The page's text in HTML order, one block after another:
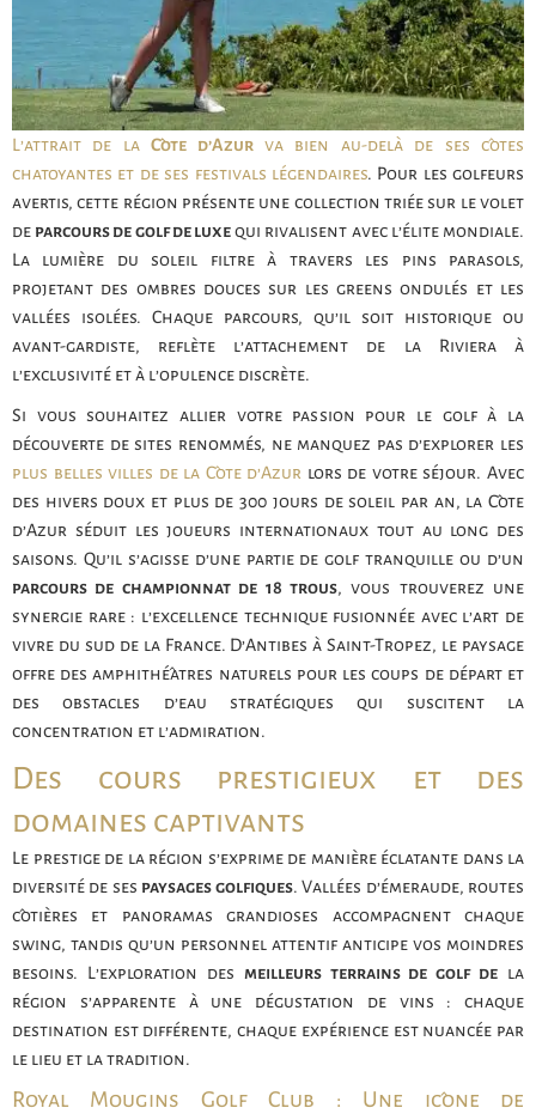
L’attrait de laCôte d’Azurva bien au-delà de ses côtes
chatoyantes et de ses festivals légendaires. Pour les golfeurs
avertis, cette région présente une collection triée sur le volet
de parcours de golf de luxequi rivalisent avec l’élite mondiale.
La lumière du soleil filtre à travers les pins parasols,
projetant des ombres douces sur les greens ondulés et les
vallées isolées. Chaque parcours, qu’il soit historique ou
avant-gardiste, reflète l’attachement de la Riviera à
l’exclusivité et à l’opulence discrète.
Si vous souhaitez allier votre passion pour le golf à la
découverte de sites renommés, ne manquez pas d’explorer les
plus belles villes de la Côte d’Azur lors de votre séjour. Avec
des hivers doux et plus de 300 jours de soleil par an, la Côte
d’Azur séduit les joueurs internationaux tout au long des
saisons. Qu’il s’agisse d’une partie de golf tranquille ou d’un
parcours de championnat de 18 trous, vous trouverez une
synergie rare : l’excellence technique fusionnée avec l’art de
vivre du sud de la France. D’Antibes à Saint-Tropez, le paysage
offre des amphithéâtres naturels pour les coups de départ et
des obstacles d’eau stratégiques qui suscitent la
concentration et l’admiration.
Des cours prestigieux et des
domaines captivants
Le prestige de la région s’exprime de manière éclatante dans la
diversité de ses paysages golfiques. Vallées d’émeraude, routes
côtières et panoramas grandioses accompagnent chaque
swing, tandis qu’un personnel attentif anticipe vos moindres
besoins. L’exploration des meilleurs terrains de golf de la
région s’apparente à une dégustation de vins : chaque
destination est différente, chaque expérience est nuancée par
le lieu et la tradition.
Royal Mougins Golf Club : Une icône de